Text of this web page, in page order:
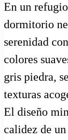
En un
dormitorio
serenidad
colores
gris piedra,
texturas
El diseño
calidez de